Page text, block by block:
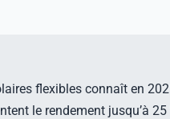
flexibles connaît en
le rendement jusqu’à